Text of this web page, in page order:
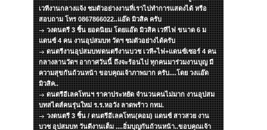
เวทีงานกลางแจ้ง ชมตัวอย่างงานที่เราไปทำการแสดงได้ หรือ
สอบถาม โทร 0867866022..แอ๊ด มิวสิค ครับ
วงดนตรี 3 ชิ้น ยอดนิยม โดยแอ๊ด มิวสิค เวทีไฟ ขนาด 6 ม
แดนซ์ 4 คน งานอุปสมบท วัดฯ ชมตัวอย่างได้ครับ
ดนตรีงานอุปสมบท/ดนตรีงานบวช เวที+ไฟ+แดนซ์เซอร์ 4 คน
กลางลานวัดฯ อากาศวันนี้ ถึงจะร้อนไป ทุกคนมาร่วมงานบุญ มี
ความสุขกันถ้วนหน้า ขอบคุณเจ้าภาพมาก ครับ....โดย วงแอ๊ด
มิวสิค..
ดนตรีอีเลคโทนฯ ราคาประหยัด จำนวนคนไม่มาก งานอุปสม
บทสไตส์คนรุ่นใหม่ ร.ร.หอวัง ลาดพร้าว กทม.
วงดนตรี 3 ชิ้น / ดนตรีอีเลคโทน(คอม) แดนซ์ สาวสวย งาน
บวช อุปสมบท วันดีงานเต็ม ....อิ่มบุญกันถ้วนหน้า..ขอบคุณเจ้า